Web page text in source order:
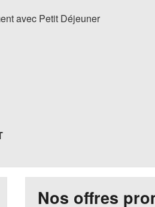
avec Petit Déjeuner
Nos offres